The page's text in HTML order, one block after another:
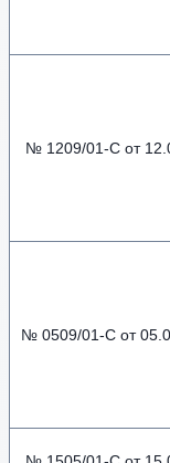
№ 1209/01-С от
№ 0509/01-С от